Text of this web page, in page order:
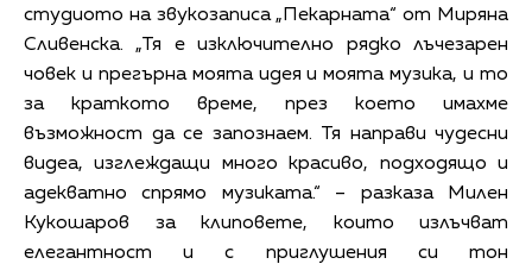
студиото на звукозаписа „Пекарната“ от Миряна
Сливенска. „Тя е изключително рядко лъчезарен
човек и прегърна моята идея и моята музика, и то
за краткото време, през което имахме
възможност да се запознаем. Тя направи чудесни
видеа, изглеждащи много красиво, подходящо и
адекватно спрямо музиката.“ – разказа Милен
Кукошаров за клиповете, които излъчват
елегантност и с приглушения си тон